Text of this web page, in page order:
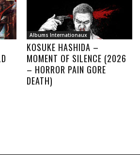
Albums Internationaux
KOSUKE HASHIDA –
MOMENT OF SILENCE (2026
– HORROR PAIN GORE
DEATH)